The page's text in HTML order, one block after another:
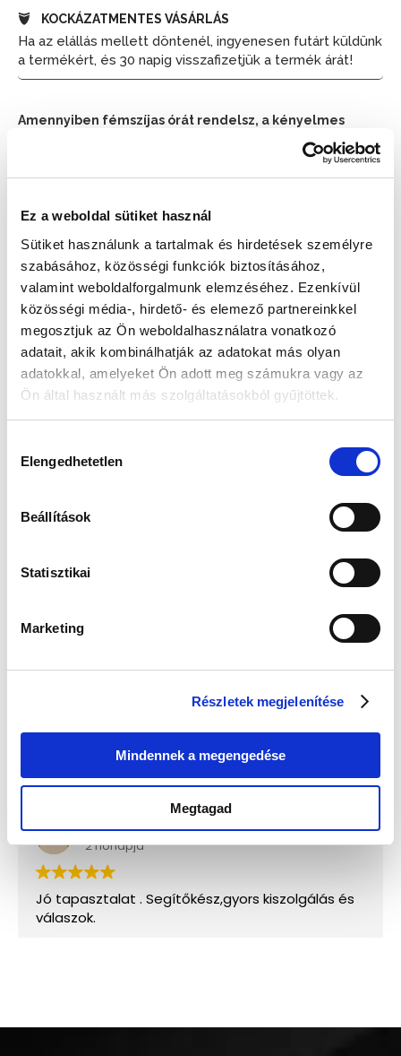
Ez a weboldal sütiket használ
Sütiket használunk a tartalmak és hirdetések személyre
szabásához, közösségi funkciók biztosításához,
valamint weboldalforgalmunk elemzéséhez. Ezenkívül
közösségi média-, hirdető- és elemező partnereinkkel
megosztjuk az Ön weboldalhasználatra vonatkozó
adatait, akik kombinálhatják az adatokat más olyan
adatokkal, amelyeket Ön adott meg számukra vagy az
Ön által használt más szolgáltatásokból gyűjtöttek.
kiválasztása
Elengedhetetlen
Beállítások
Statisztikai
Marketing
Részletek megjelenítése
Mindennek a megengedése
Megtagad
KOCKÁZATMENTES VÁSÁRLÁS
Ha az elállás mellett döntenél, ingyenesen futárt küldünk
a termékért, és 30 napig visszafizetjük a termék árát!
Amennyiben fémszíjas órát rendelsz, a kényelmes
viselet érdekében méretre igazítjuk azt. Kérjük, hogy a
pontos csuklóméretet a rendelésnél a megjegyzések
részben tüntesd fel.
📦 Ha most rendelsz, a szállítás várható napja:
2026.
Készleten:Nincs raktáron
132 990 Ft 111 990 Ft
Az elmúlt 30 nap legjobb ára: 111 990 Ft
Biztonságos